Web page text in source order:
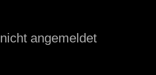
nicht angemeldet